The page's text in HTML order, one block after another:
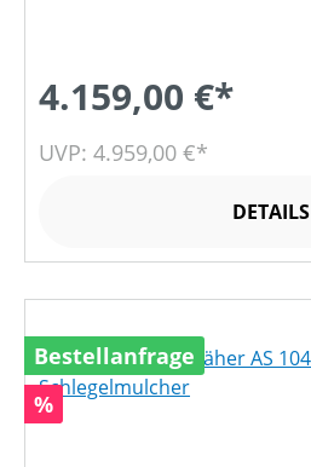
4.159,00 €*
UVP: 4.959,00 €*
DETAILS
Bestellanfrage
Rabatt
%